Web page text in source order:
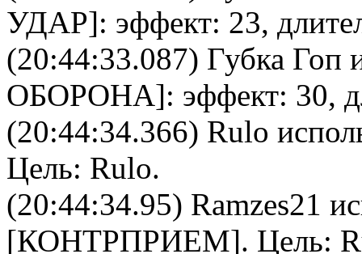
УДАР]: эффект: 23,
(20:44:33.087) Губка Гоп
ОБОРОНА]: эффект: 30,
(20:44:34.366) Rulo
Цель: Rulo.
(20:44:34.95) Ramzes21
[КОНТРПРИЕМ]. Цель: